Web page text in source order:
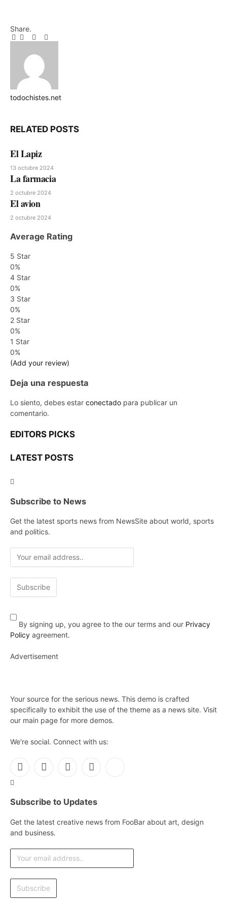
Share.
Facebook
Twitter
Pinterest
LinkedIn
Tumblr
Email
todochistes.net
RELATED POSTS
El Lapiz
13 octubre 2024
La farmacia
2 octubre 2024
El avion
2 octubre 2024
Average Rating
5 Star
0%
4 Star
0%
3 Star
0%
2 Star
0%
1 Star
0%
(Add your review)
Deja una respuesta
Lo siento, debes estar conectado para publicar un
comentario.
EDITORS PICKS
LATEST POSTS
Subscribe to News
Get the latest sports news from NewsSite about world, sports
and politics.
By signing up, you agree to the our terms and our Privacy
Policy agreement.
Advertisement
Your source for the serious news. This demo is crafted
specifically to exhibit the use of the theme as a news site. Visit
our main page for more demos.
We're social. Connect with us:
Facebook
X
InstagramPinterest
Subscribe to Updates
Get the latest creative news from FooBar about art, design
and business.